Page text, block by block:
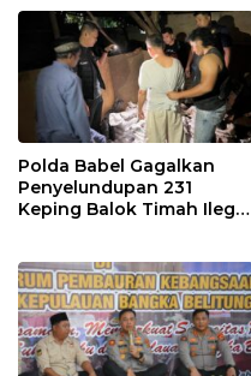
Polda Babel Gagalkan
Penyelundupan 231
Keping Balok Timah Ilegal